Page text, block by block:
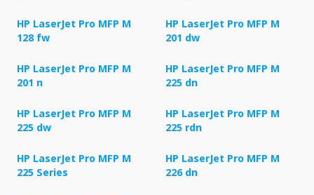
HP LaserJet Pro MFP M
128 fw
HP LaserJet Pro MFP M
201 dw
HP LaserJet Pro MFP M
201 n
HP LaserJet Pro MFP M
225 dn
HP LaserJet Pro MFP M
225 dw
HP LaserJet Pro MFP M
225 rdn
HP LaserJet Pro MFP M
225 Series
HP LaserJet Pro MFP M
226 dn